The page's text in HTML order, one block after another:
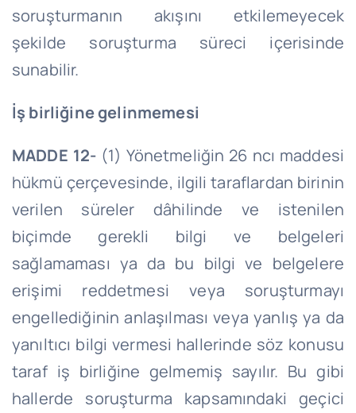
soruşturmanın akışını etkilemeyecek
şekilde soruşturma süreci içerisinde
sunabilir.
İş birliğine gelinmemesi
MADDE 12- (1) Yönetmeliğin 26 ncı maddesi
hükmü çerçevesinde, ilgili taraflardan birinin
verilen süreler dâhilinde ve istenilen
biçimde gerekli bilgi ve belgeleri
sağlamaması ya da bu bilgi ve belgelere
erişimi reddetmesi veya soruşturmayı
engellediğinin anlaşılması veya yanlış ya da
yanıltıcı bilgi vermesi hallerinde söz konusu
taraf iş birliğine gelmemiş sayılır. Bu gibi
hallerde soruşturma kapsamındaki geçici